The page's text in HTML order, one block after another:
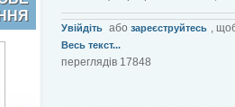
Увійдіть або зареєструйтесь ,
Весь текст...
переглядів 17848